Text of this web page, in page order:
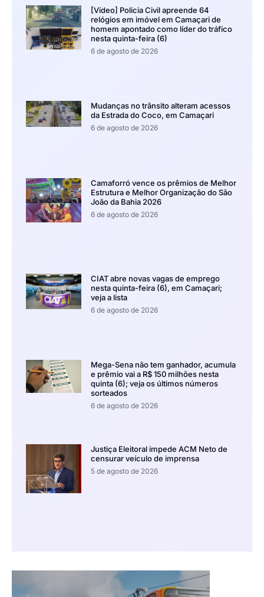
[Vídeo] Polícia Civil apreende 64
relógios em imóvel em Camaçari de
homem apontado como líder do tráfico
nesta quinta-feira (6)
6 de agosto de 2026
Mudanças no trânsito alteram acessos
da Estrada do Coco, em Camaçari
6 de agosto de 2026
Camaforró vence os prêmios de Melhor
Estrutura e Melhor Organização do São
João da Bahia 2026
6 de agosto de 2026
CIAT abre novas vagas de emprego
nesta quinta-feira (6), em Camaçari;
veja a lista
6 de agosto de 2026
Mega-Sena não tem ganhador, acumula
e prêmio vai a R$ 150 milhões nesta
quinta (6); veja os últimos números
sorteados
6 de agosto de 2026
Justiça Eleitoral impede ACM Neto de
censurar veículo de imprensa
5 de agosto de 2026